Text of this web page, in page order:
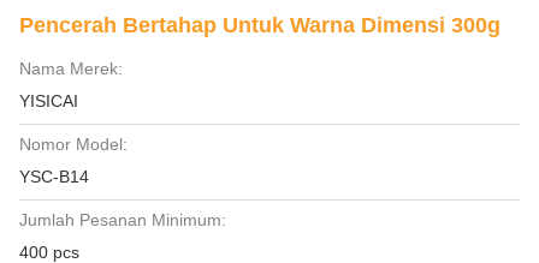
Pencerah Bertahap Untuk Warna Dimensi 300g
Nama Merek:
YISICAI
Nomor Model:
YSC-B14
Jumlah Pesanan Minimum:
400 pcs